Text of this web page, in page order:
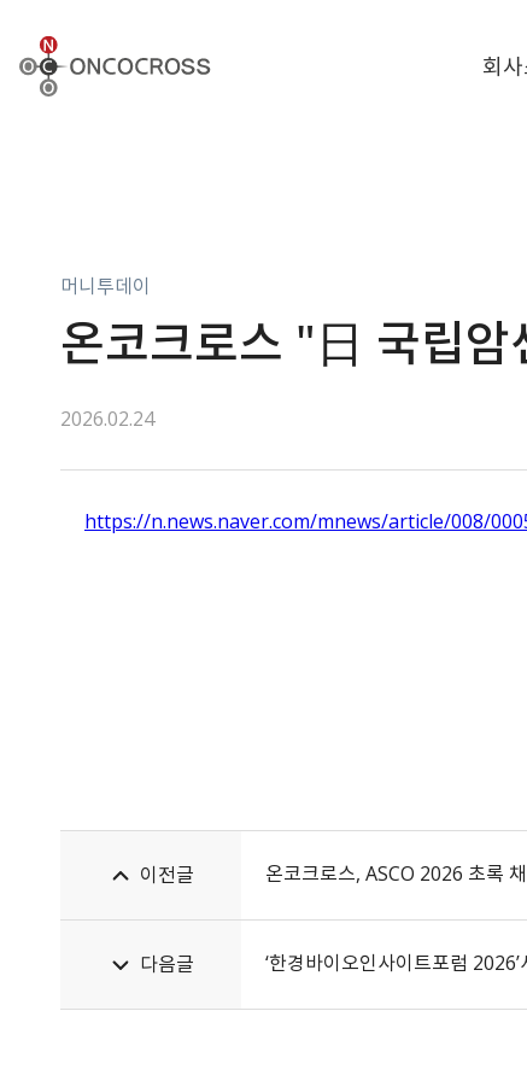
ONCOCROSS
회
머니투데이
온코크로스 "日 국립
2026.02.24
https://n.news.naver.com/mnews/article/008/
이전글 온코크로스, ASCO 2026 초록
다음글 ‘한경바이오인사이트포럼